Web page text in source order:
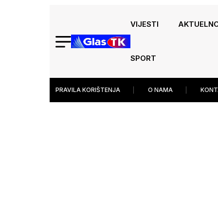
VIJESTI
SPORT
PRAVILA KORIŠTENJA O NAMA